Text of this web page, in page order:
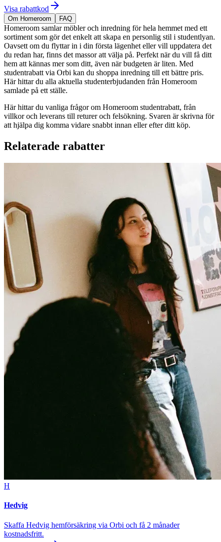
Visa rabattkod
Om Homeroom FAQ
Homeroom samlar möbler och inredning för hela hemmet med ett
sortiment som gör det enkelt att skapa en personlig stil i studentlyan.
Oavsett om du flyttar in i din första lägenhet eller vill uppdatera det
du redan har, finns det massor att välja på. Perfekt när du vill få ditt
hem att kännas mer som ditt, även när budgeten är liten. Med
studentrabatt via Orbi kan du shoppa inredning till ett bättre pris.
Här hittar du alla aktuella studenterbjudanden från Homeroom
samlade på ett ställe.
Här hittar du vanliga frågor om Homeroom studentrabatt, från
villkor och leverans till returer och felsökning. Svaren är skrivna för
att hjälpa dig komma vidare snabbt innan eller efter ditt köp.
Relaterade rabatter
H
Hedvig
Skaffa Hedvig hemförsäkring via Orbi och få 2 månader
kostnadsfritt.